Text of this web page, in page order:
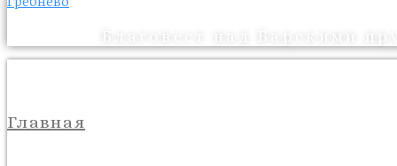
Благовест над Барскими
Главная